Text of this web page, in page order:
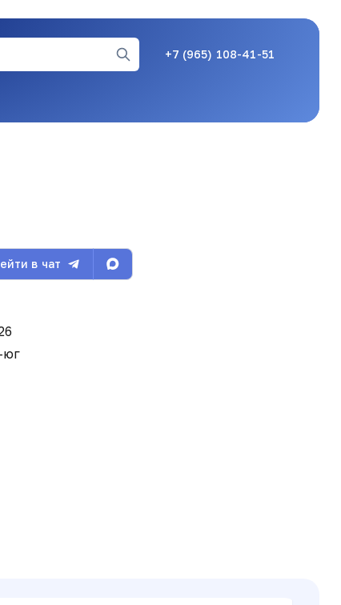
+7 (965) 108-41-51
в чат
юг
BIfiqL0-SFr_tl4ivfnnThKkEHhmiKL2K68O-